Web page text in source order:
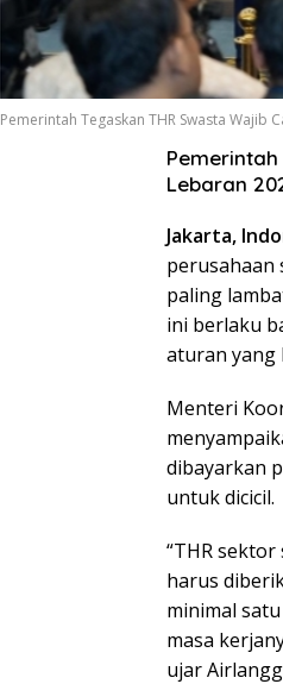
Pemerintah Tegaskan THR Swasta Wajib
Lebaran
Jakarta,
perusahaan
paling
ini berlaku
aturan yang
Menteri
dibayarkan
untuk dicicil.
“THR
harus
minimal
masa
ujar